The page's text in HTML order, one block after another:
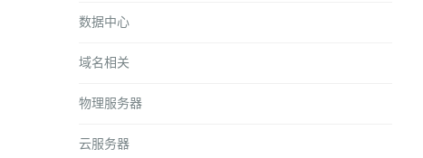
数据中心
域名相关
物理服务器
云服务器